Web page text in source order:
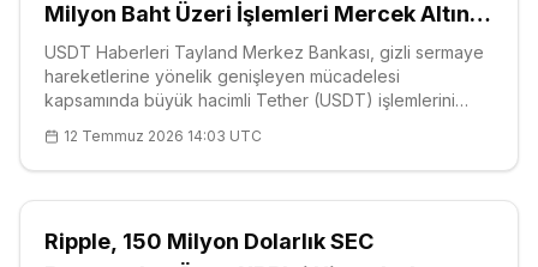
Milyon Baht Üzeri İşlemleri Mercek Altına
Alıyor
USDT Haberleri Tayland Merkez Bankası, gizli sermaye
hareketlerine yönelik genişleyen mücadelesi
kapsamında büyük hacimli Tether (USDT) işlemlerini
yürürlüğe girmesi beklenen düzenlemeye göre, 5 milyon
baht — yani yaklaşık 150 bin dolar —
12 Temmuz 2026 14:03 UTC
Ripple, 150 Milyon Dolarlık SEC